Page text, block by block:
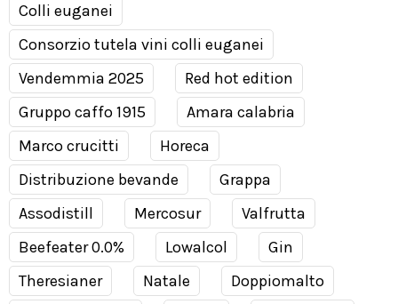
Colli euganei
Consorzio tutela vini colli euganei
Vendemmia 2025
Red hot edition
Gruppo caffo 1915
Amara calabria
Marco crucitti
Horeca
Distribuzione bevande
Grappa
Assodistill
Mercosur
Valfrutta
Beefeater 0.0%
Lowalcol
Gin
Theresianer
Natale
Doppiomalto